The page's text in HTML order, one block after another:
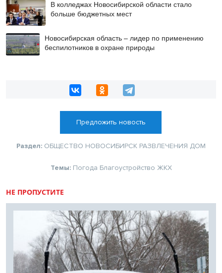
В колледжах Новосибирской области стало
больше бюджетных мест
Новосибирская область – лидер по применению
беспилотников в охране природы
Предложить новость
Раздел: ОБЩЕСТВО НОВОСИБИРСК РАЗВЛЕЧЕНИЯ ДОМ
Темы: Погода Благоустройство ЖКХ
НЕ ПРОПУСТИТЕ